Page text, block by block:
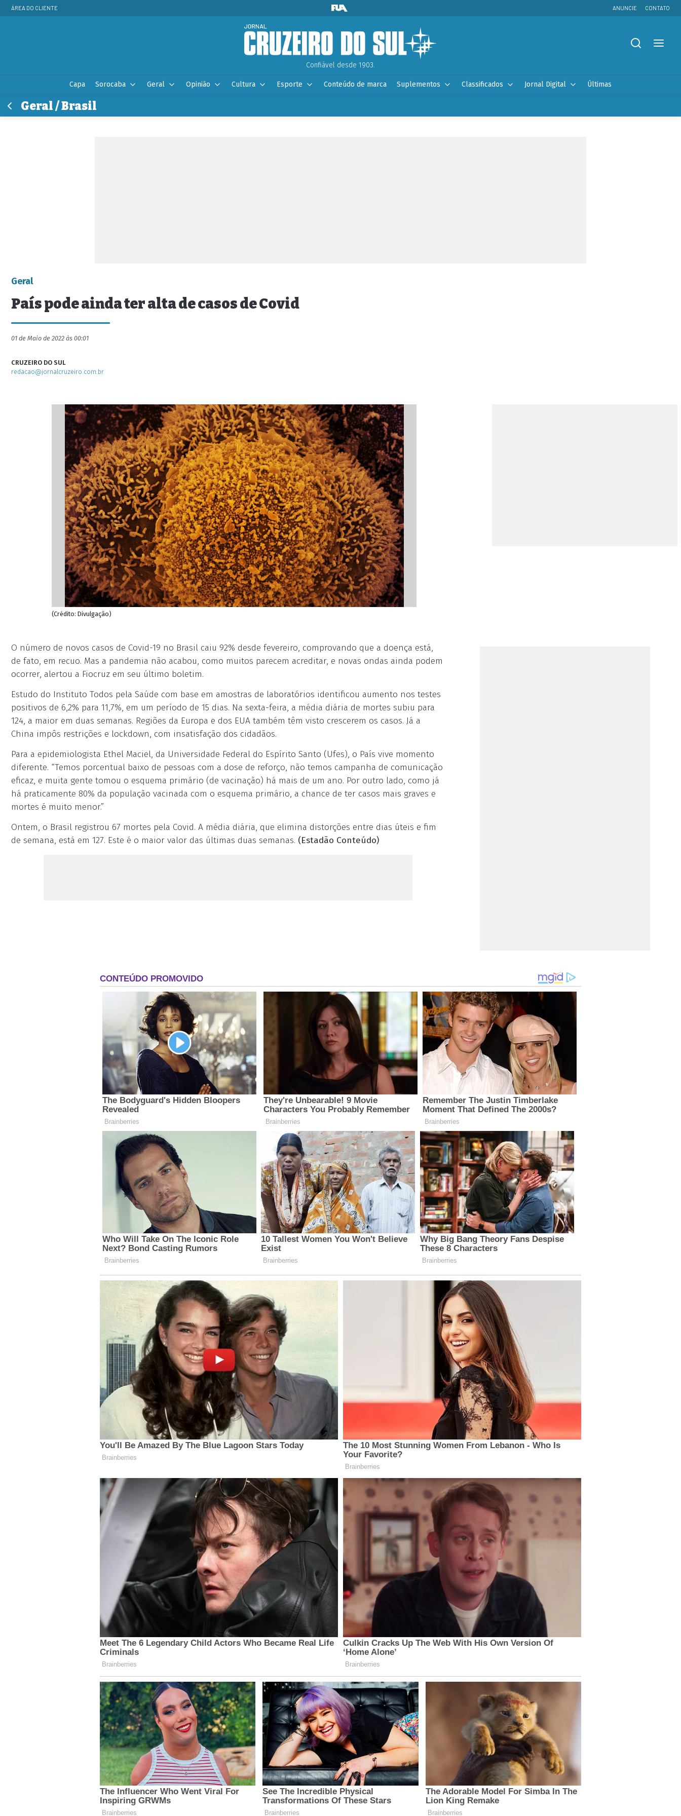
ÁREA DO CLIENTE ANUNCIE CONTATO
Confiável desde 1903.
Capa Sorocaba Geral Opinião Cultura Esporte Conteúdo de marca Suplementos Classificados Jornal Digital Últimas
Geral / Brasil
Geral
País pode ainda ter alta de casos de Covid
01 de Maio de 2022 às 00:01
CRUZEIRO DO SUL
redacao@jornalcruzeiro.com.br
(Crédito: Divulgação)
O número de novos casos de Covid-19 no Brasil caiu 92% desde fevereiro, comprovando que a doença está,
de fato, em recuo. Mas a pandemia não acabou, como muitos parecem acreditar, e novas ondas ainda podem
ocorrer, alertou a Fiocruz em seu último boletim.
Estudo do Instituto Todos pela Saúde com base em amostras de laboratórios identificou aumento nos testes
positivos de 6,2% para 11,7%, em um período de 15 dias. Na sexta-feira, a média diária de mortes subiu para
124, a maior em duas semanas. Regiões da Europa e dos EUA também têm visto crescerem os casos. Já a
China impôs restrições e lockdown, com insatisfação dos cidadãos.
Para a epidemiologista Ethel Maciel, da Universidade Federal do Espírito Santo (Ufes), o País vive momento
diferente. “Temos porcentual baixo de pessoas com a dose de reforço, não temos campanha de comunicação
eficaz, e muita gente tomou o esquema primário (de vacinação) há mais de um ano. Por outro lado, como já
há praticamente 80% da população vacinada com o esquema primário, a chance de ter casos mais graves e
mortes é muito menor.”
Ontem, o Brasil registrou 67 mortes pela Covid. A média diária, que elimina distorções entre dias úteis e fim
de semana, está em 127. Este é o maior valor das últimas duas semanas. (Estadão Conteúdo)